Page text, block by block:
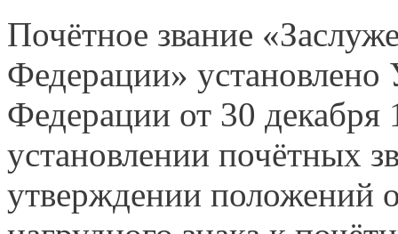
Почётное звание
Федерации» установлено
Федерации от 30
установлении почётных
утверждении положений